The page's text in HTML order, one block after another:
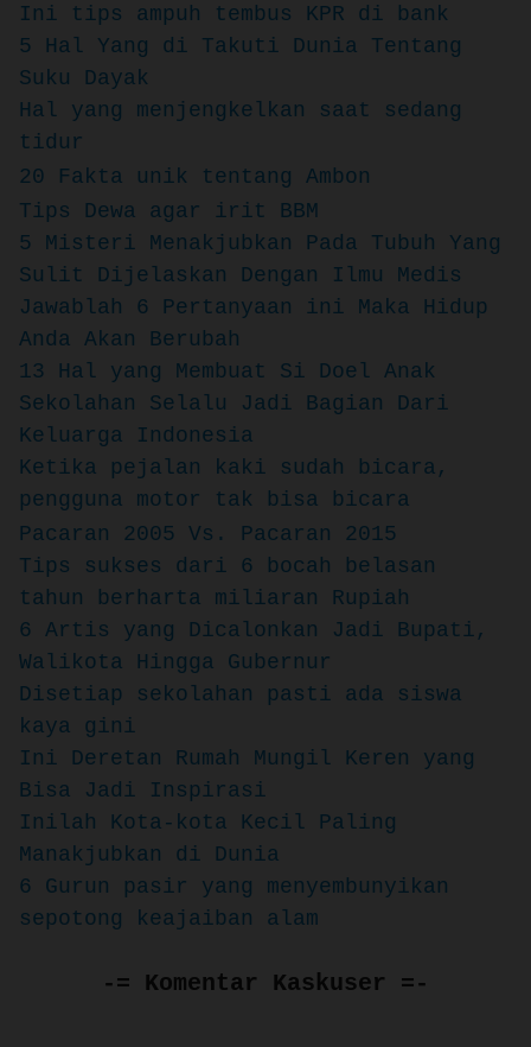
Ini tips ampuh tembus KPR di bank
5 Hal Yang di Takuti Dunia Tentang
Suku Dayak
Hal yang menjengkelkan saat sedang
tidur
20 Fakta unik tentang Ambon
Tips Dewa agar irit BBM
5 Misteri Menakjubkan Pada Tubuh Yang
Sulit Dijelaskan Dengan Ilmu Medis
Jawablah 6 Pertanyaan ini Maka Hidup
Anda Akan Berubah
13 Hal yang Membuat Si Doel Anak
Sekolahan Selalu Jadi Bagian Dari
Keluarga Indonesia
Ketika pejalan kaki sudah bicara,
pengguna motor tak bisa bicara
Pacaran 2005 Vs. Pacaran 2015
Tips sukses dari 6 bocah belasan
tahun berharta miliaran Rupiah
6 Artis yang Dicalonkan Jadi Bupati,
Walikota Hingga Gubernur
Disetiap sekolahan pasti ada siswa
kaya gini
Ini Deretan Rumah Mungil Keren yang
Bisa Jadi Inspirasi
Inilah Kota-kota Kecil Paling
Manakjubkan di Dunia
6 Gurun pasir yang menyembunyikan
sepotong keajaiban alam
-= Komentar Kaskuser =-